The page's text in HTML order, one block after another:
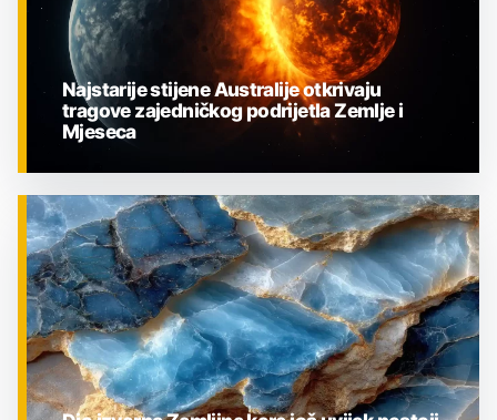
ZNANOST
Najstarije stijene Australije otkrivaju
tragove zajedničkog podrijetla Zemlje i
Mjeseca